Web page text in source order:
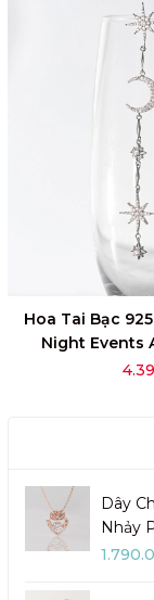
Hoa Tai Bạc
Night Events
Dây
Nhảy